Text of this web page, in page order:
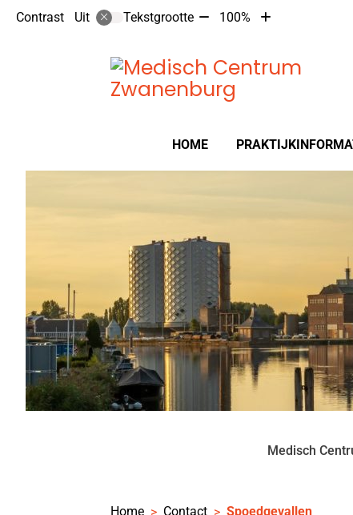
Contrast Uit Tekstgrootte Tekst
10%
100%
Tekst
10%
Hoofdmenu
HOME
Medisch
Home Contact Spoedgevallen